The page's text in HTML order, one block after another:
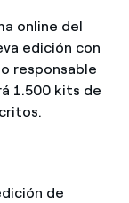
online del
edición con
responsable
1.500 kits de
de